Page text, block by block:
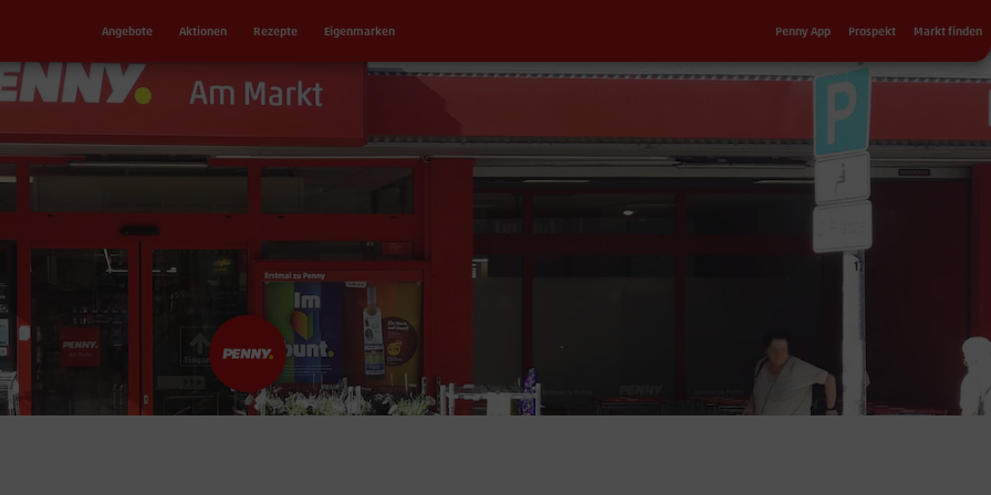
Angebote Aktionen Rezepte Eigenmarken Sekundärnavigation
Penny App Prospekt Markt finden